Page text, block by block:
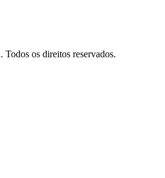
os direitos reservados.